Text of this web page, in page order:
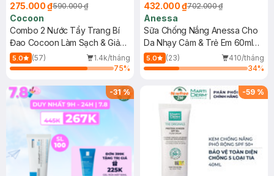
275.000 ₫590.000 ₫
Cocoon
Combo 2 Nước Tẩy Trang Bí
Đao Cocoon Làm Sạch & Giảm
Dầu 500ml
5.0 (57)
1.4k/tháng
75%
432.000 ₫702.000 ₫
Anessa
Sữa Chống Nắng Anessa Cho
Da Nhạy Cảm & Trẻ Em 60ml
(Mới)
5.0 (23)
410/tháng
34%
-31% -59 %